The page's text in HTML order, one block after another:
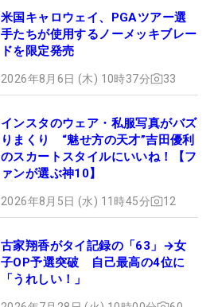
米国キャロウェイ、PGAツアー選
手たちが使用するノーメッキブレー
ドを限定発売
2026年8月6日 (木) 10時37分 33
インスタのウェア・私服写真がバズ
りまくり “魅せ方の天才”吉田優利
のスカートスタイルにいいね！【フ
ァンが選ぶ神10】
2026年8月5日 (水) 11時45分 12
古家翔香がタイ記録の「63」→女
子OP予選突破 自己最高の4位に
「うれしい！」